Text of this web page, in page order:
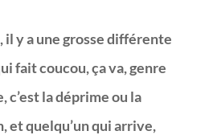
il y a une grosse différente
fait coucou, ça va, genre
c’est la déprime ou la
et quelqu’un qui arrive,